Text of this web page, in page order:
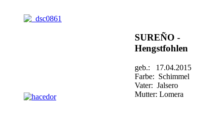
SUREÑO -
Hengstfohlen
geb.: 17.04.2015
Farbe: Schimmel
Vater: Jalsero
Mutter: Lomera